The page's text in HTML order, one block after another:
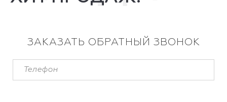
ЗАКАЗАТЬ ОБРАТНЫЙ ЗВОНОК